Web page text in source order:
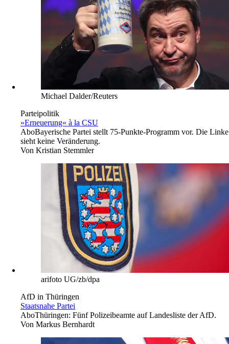
Michael Dalder/Reuters
Parteipolitik
»Erneuerung« à la CSU
AboBayerische Partei stellt 75-Punkte-Programm vor. Die Linke
sieht keine Veränderung.
Von Kristian Stemmler
arifoto UG/zb/dpa
AfD in Thüringen
Staatsnahe Partei
AboThüringen: Fünf Polizeibeamte auf Landesliste der AfD.
Von Markus Bernhardt